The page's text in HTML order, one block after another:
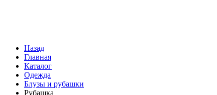
Назад
Главная
Каталог
Одежда
Блузы и рубашки
Рубашка